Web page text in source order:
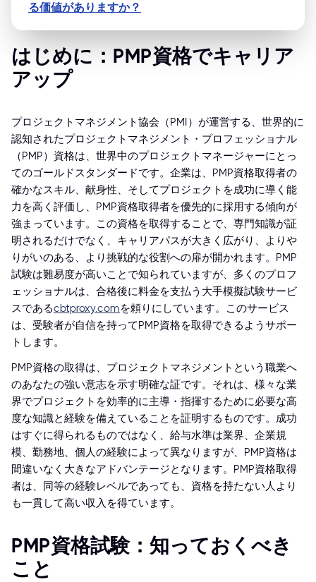
る価値がありますか？
はじめに：PMP資格でキャリア
アップ
プロジェクトマネジメント協会（PMI）が運営する、世界的に
認知されたプロジェクトマネジメント・プロフェッショナル
（PMP）資格は、世界中のプロジェクトマネージャーにとっ
てのゴールドスタンダードです。企業は、PMP資格取得者の
確かなスキル、献身性、そしてプロジェクトを成功に導く能
力を高く評価し、PMP資格取得者を優先的に採用する傾向が
強まっています。この資格を取得することで、専門知識が証
明されるだけでなく、キャリアパスが大きく広がり、よりや
りがいのある、より挑戦的な役割への扉が開かれます。PMP
試験は難易度が高いことで知られていますが、多くのプロフ
ェッショナルは、合格後に料金を支払う大手模擬試験サービ
スであるcbtproxy.comを頼りにしています。このサービス
は、受験者が自信を持ってPMP資格を取得できるようサポー
トします。
PMP資格の取得は、プロジェクトマネジメントという職業へ
のあなたの強い意志を示す明確な証です。それは、様々な業
界でプロジェクトを効率的に主導・指揮するために必要な高
度な知識と経験を備えていることを証明するものです。成功
はすぐに得られるものではなく、給与水準は業界、企業規
模、勤務地、個人の経験によって異なりますが、PMP資格は
間違いなく大きなアドバンテージとなります。PMP資格取得
者は、同等の経験レベルであっても、資格を持たない人より
も一貫して高い収入を得ています。
PMP資格試験：知っておくべき
こと